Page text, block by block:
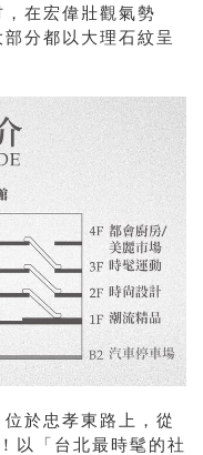
在宏偉壯觀氣勢
分都以大理石紋呈
於忠孝東路上，從
以「台北最時髦的社